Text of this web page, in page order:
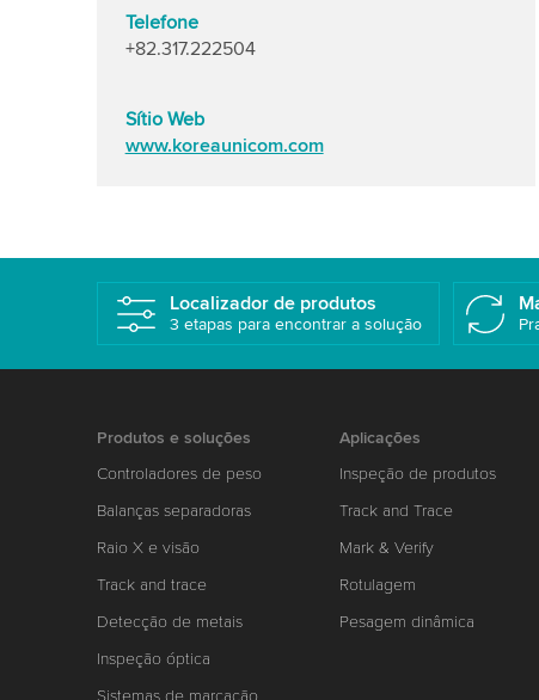
Telefone
+82.317.222504
Sítio Web
www.koreaunicom.com
Localizador de produtos
3 etapas para encontrar a solução
Produtos e soluções
Controladores de peso
Balanças separadoras
Raio X e visão
Track and trace
Detecção de metais
Inspeção óptica
Aplicações
Inspeção de produtos
Track and Trace
Mark & Verify
Rotulagem
Pesagem dinâmica